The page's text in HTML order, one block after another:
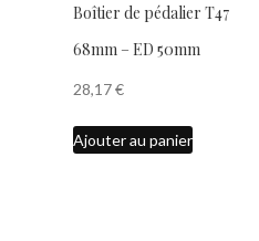
Boîtier de pédalier T47
68mm – ED 50mm
28,17€
Ajouter au panier